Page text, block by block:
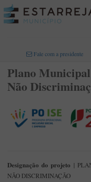
Fale com a presidente
Plano
Não
Designação do projeto |
NÃO DISCRIMINAÇÃO